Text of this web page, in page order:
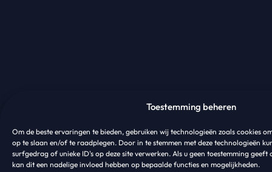
Toestemming beheren
Om de beste ervaringen te bieden, gebruiken wij technologieën zoals cookies
op te slaan en/of te raadplegen. Door in te stemmen met deze technologieën
surfgedrag of unieke ID's op deze site verwerken. Als u geen toestemming
kan dit een nadelige invloed hebben op bepaalde functies en mogelijkheden.